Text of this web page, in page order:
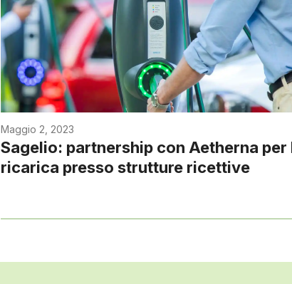
Maggio 2, 2023
Sagelio: partnership con Aetherna per
ricarica presso strutture ricettive